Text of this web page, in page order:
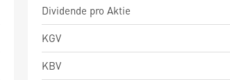
Dividende pro Aktie
KGV
KBV